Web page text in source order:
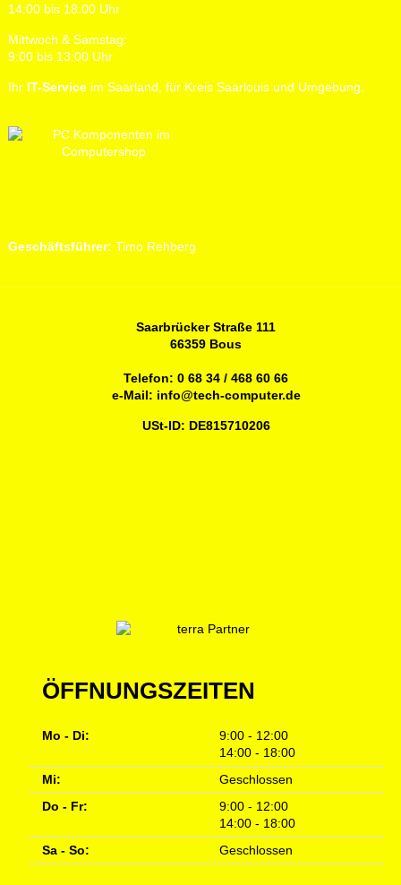
14:00 bis 18:00 Uhr
Mittwoch & Samstag:
9:00 bis 13:00 Uhr
Ihr IT-Serviceim Saarland, für Kreis Saarlouis und Umgebung.
Geschäftsführer: Timo Rehberg
Saarbrücker Straße 111
66359 Bous
Telefon:0 68 34 / 468 60 66
e-Mail: info@tech-computer.de
USt-ID: DE815710206
ÖFFNUNGSZEITEN
Mo - Di:
9:00 - 12:00
14:00 - 18:00
Mi:
Geschlossen
Do - Fr:
9:00 - 12:00
14:00 - 18:00
Sa - So:
Geschlossen